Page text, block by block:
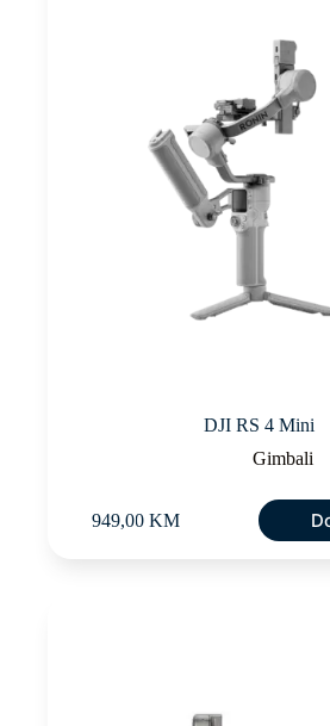
DJI RS 4 Mini
Gimbali
949,00 KM